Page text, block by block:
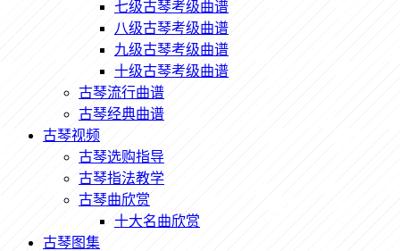
七级古琴考级曲谱
八级古琴考级曲谱
九级古琴考级曲谱
十级古琴考级曲谱
古琴流行曲谱
古琴经典曲谱
古琴视频
古琴选购指导
古琴指法教学
古琴曲欣赏
十大名曲欣赏
古琴图集